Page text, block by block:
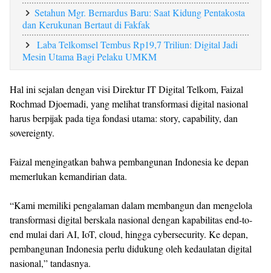
Setahun Mgr. Bernardus Baru: Saat Kidung Pentakosta
dan Kerukunan Bertaut di Fakfak
Laba Telkomsel Tembus Rp19,7 Triliun: Digital Jadi
Mesin Utama Bagi Pelaku UMKM
Hal ini sejalan dengan visi Direktur IT Digital Telkom, Faizal
Rochmad Djoemadi, yang melihat transformasi digital nasional
harus berpijak pada tiga fondasi utama: story, capability, dan
sovereignty.
Faizal mengingatkan bahwa pembangunan Indonesia ke depan
memerlukan kemandirian data.
“Kami memiliki pengalaman dalam membangun dan mengelola
transformasi digital berskala nasional dengan kapabilitas end-to-
end mulai dari AI, IoT, cloud, hingga cybersecurity. Ke depan,
pembangunan Indonesia perlu didukung oleh kedaulatan digital
nasional,” tandasnya.